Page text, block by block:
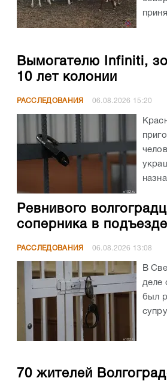
Вымогателю Infiniti,
10 лет колонии
РАССЛЕДОВАНИЯ 06.08.2026 15:20
Ревнивого
соперника в
РАССЛЕДОВАНИЯ 06.08.2026 13:08
В
деле
был
70 жителей